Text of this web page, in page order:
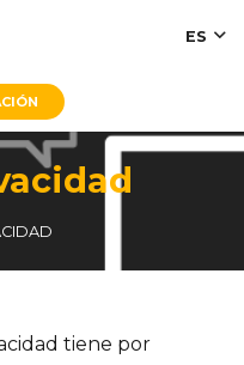
ES
tiene por